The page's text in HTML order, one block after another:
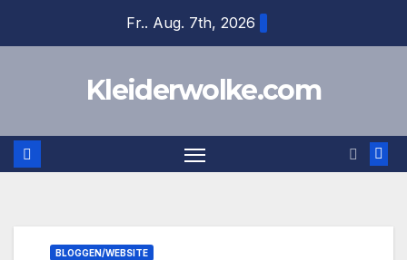
Fr.. Aug. 7th, 2026
Kleiderwolke.com
BLOGGEN/WEBSITE